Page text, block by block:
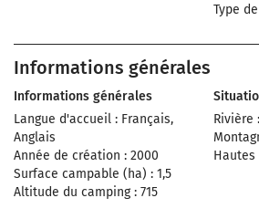
Type
Informations générales
Informations générales
Langue d'accueil : Français,
Anglais
Année de création : 2000
Surface campable (ha) : 1,5
Altitude du camping : 715
Rivière
Hautes